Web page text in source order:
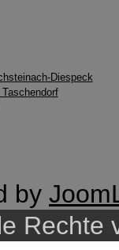
Diespeck
by
Rechte